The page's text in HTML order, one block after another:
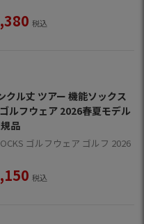
税込
クル丈 ツアー 機能ソックス
ルフウェア 2026春夏モデル
品
ゴルフウェア ゴルフ 2026
税込